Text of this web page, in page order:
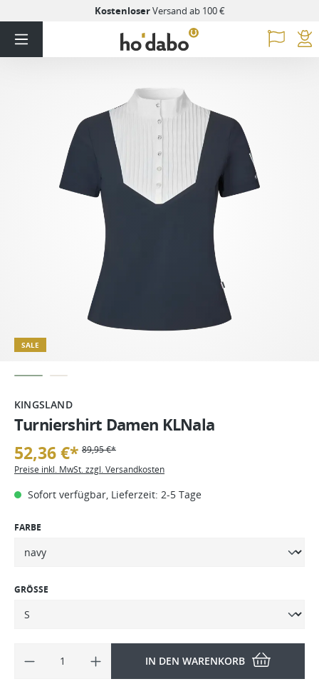
KostenloserVersand ab 100 €
SALE
KINGSLAND
Turniershirt Damen KLNala
52,36 €* 89,95 €*
Preise inkl. MwSt. zzgl. Versandkosten
Sofort verfügbar, Lieferzeit: 2-5 Tage
FARBE
GRÖSSE
IN DEN WARENKORB